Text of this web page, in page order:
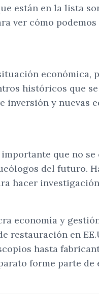
están en la lista
ver cómo
económica,
históricos que
inversión y
que no
del futuro.
hacer
economía y
restauración en
hasta
forme parte de